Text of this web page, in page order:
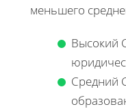
меньшего
Высокий
Средний